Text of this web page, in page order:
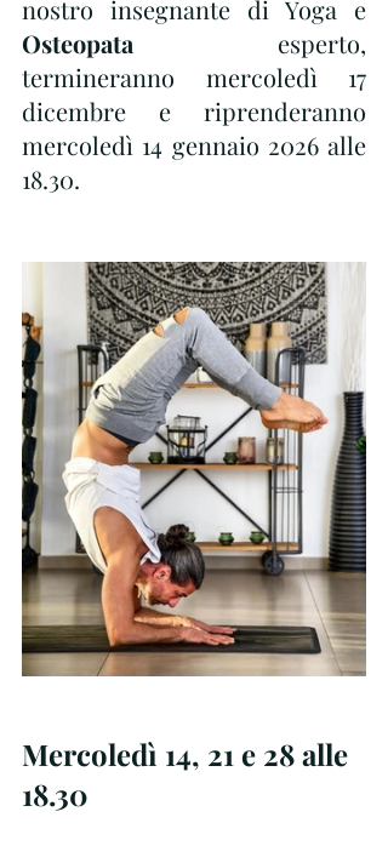
Osteopata esperto,
termineranno mercoledì 17
dicembre e riprenderanno
mercoledì 14 gennaio 2026 alle
18.30.
Mercoledì 14, 21 e 28 alle
18.30